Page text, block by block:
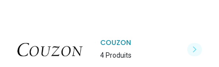
COUZON
4 Produits